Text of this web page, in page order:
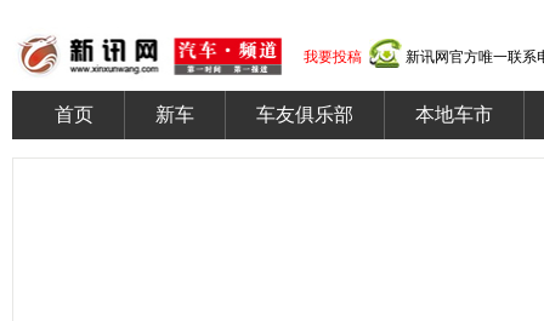
我要投稿 新讯网官方唯一联系
首页 新车 车友俱乐部 本地车市